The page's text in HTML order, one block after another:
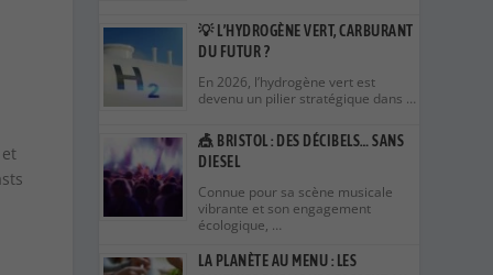
💡 L’HYDROGÈNE VERT, CARBURANT
DU FUTUR ?
En 2026, l’hydrogène vert est
devenu un pilier stratégique dans …
🎪 BRISTOL : DES DÉCIBELS… SANS
DIESEL
Connue pour sa scène musicale
vibrante et son engagement
écologique, …
LA PLANÈTE AU MENU : LES